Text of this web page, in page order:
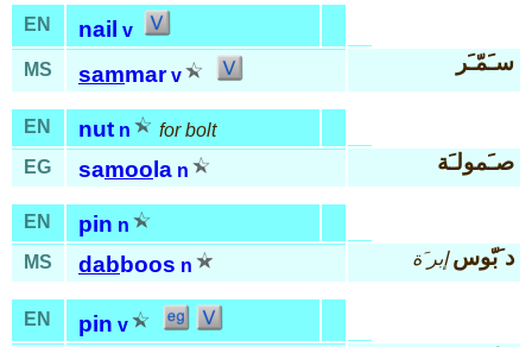
EN nail v
MS
sammar v
سـَمّـَر
EN nut n
for bolt
EG
samoo la n صـَمولـَة
EN pin n
MS
dabboos n د َبّوس إبر َة
EN pin v